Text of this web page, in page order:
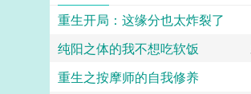
重生开局：这缘分也太炸裂了
纯阳之体的我不想吃软饭
重生之按摩师的自我修养